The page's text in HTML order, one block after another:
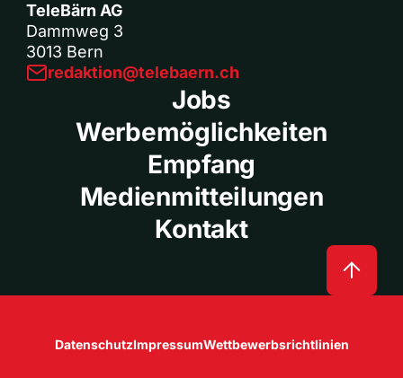
TeleBärn AG
Dammweg 3
3013 Bern
redaktion@telebaern.ch
Jobs
Werbemöglichkeiten
Empfang
Medienmitteilungen
Kontakt
DatenschutzImpressumWettbewerbsrichtlinien